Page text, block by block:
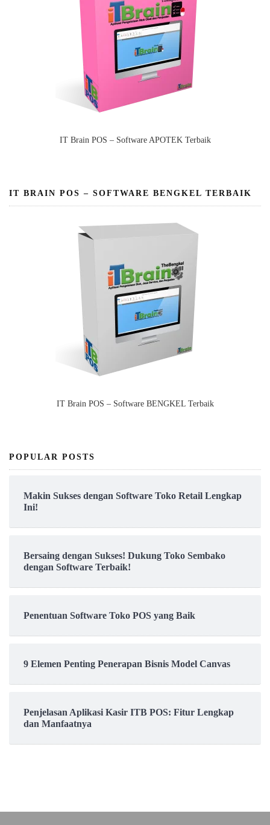
IT Brain POS – Software APOTEK Terbaik
IT BRAIN POS – SOFTWARE BENGKEL TERBAIK
IT Brain POS – Software BENGKEL Terbaik
POPULAR POSTS
Makin Sukses dengan Software Toko Retail Lengkap
Ini!
Bersaing dengan Sukses! Dukung Toko Sembako
dengan Software Terbaik!
Penentuan Software Toko POS yang Baik
9 Elemen Penting Penerapan Bisnis Model Canvas
Penjelasan Aplikasi Kasir ITB POS: Fitur Lengkap
dan Manfaatnya